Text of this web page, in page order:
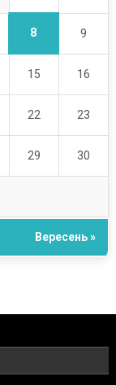
8 9
15 16
22 23
29 30
Вересень »